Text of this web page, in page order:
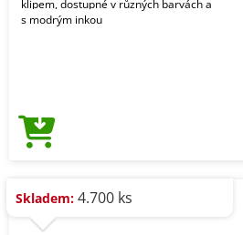
klipem, dostupné v různých barvách a
s modrým inkou
Skladem: 4.700 ks